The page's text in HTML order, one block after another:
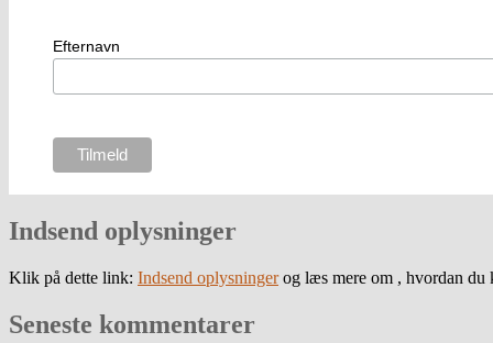
Efternavn
Indsend oplysninger
Klik på dette link: Indsend oplysningerog læs mere om , hvordan du
Seneste kommentarer